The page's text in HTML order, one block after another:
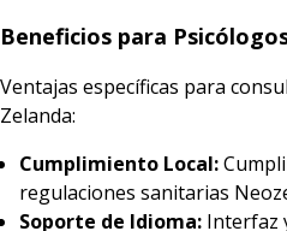
Beneficios para
Ventajas específicas para
Zelanda:
Cumplimiento Local:
regulaciones sanitarias
Soporte de Idioma: Interfaz